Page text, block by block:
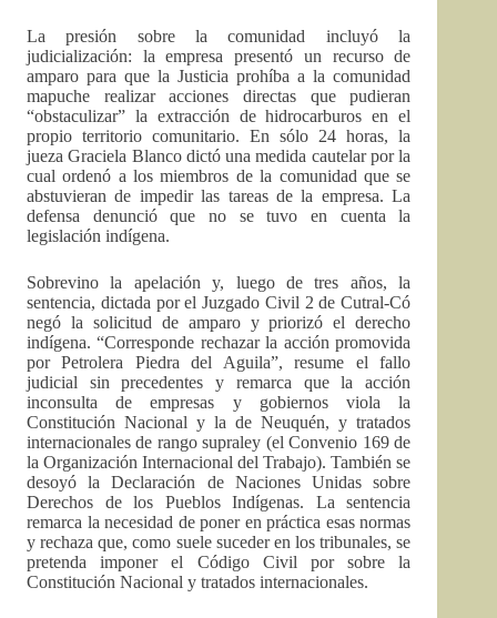
La presión sobre la comunidad incluyó la
judicialización: la empresa presentó un recurso de
amparo para que la Justicia prohíba a la comunidad
mapuche realizar acciones directas que pudieran
“obstaculizar” la extracción de hidrocarburos en el
propio territorio comunitario. En sólo 24 horas, la
jueza Graciela Blanco dictó una medida cautelar por la
cual ordenó a los miembros de la comunidad que se
abstuvieran de impedir las tareas de la empresa. La
defensa denunció que no se tuvo en cuenta la
legislación indígena.
Sobrevino la apelación y, luego de tres años, la
sentencia, dictada por el Juzgado Civil 2 de Cutral-Có
negó la solicitud de amparo y priorizó el derecho
indígena. “Corresponde rechazar la acción promovida
por Petrolera Piedra del Aguila”, resume el fallo
judicial sin precedentes y remarca que la acción
inconsulta de empresas y gobiernos viola la
Constitución Nacional y la de Neuquén, y tratados
internacionales de rango supraley (el Convenio 169 de
la Organización Internacional del Trabajo). También se
desoyó la Declaración de Naciones Unidas sobre
Derechos de los Pueblos Indígenas. La sentencia
remarca la necesidad de poner en práctica esas normas
y rechaza que, como suele suceder en los tribunales, se
pretenda imponer el Código Civil por sobre la
Constitución Nacional y tratados internacionales.